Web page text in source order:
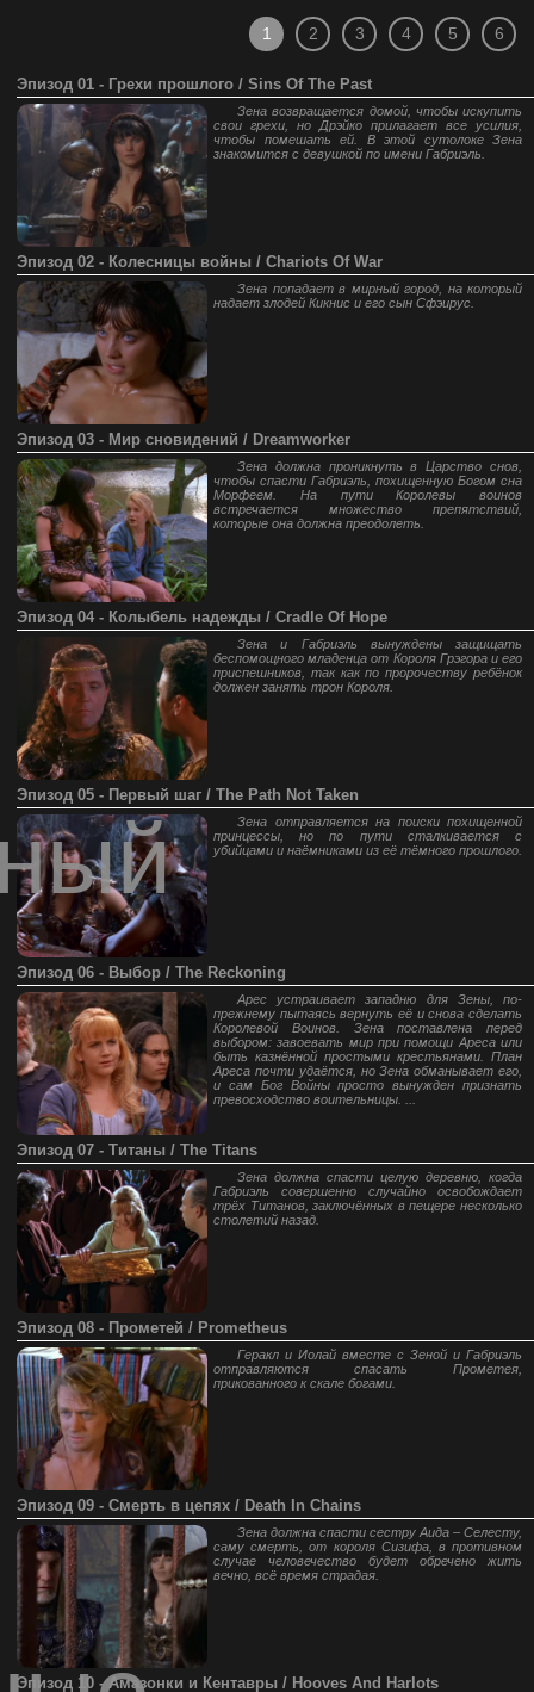
1 2 3 4 5 6
Эпизод 01 - Грехи прошлого / Sins Of The Past
Зена возвращается домой, чтобы искупить
свои грехи, но Дрэйко прилагает все усилия,
чтобы помешать ей. В этой сутолоке Зена
знакомится с девушкой по имени Габриэль.
Эпизод 02 - Колесницы войны / Chariots Of War
Зена попадает в мирный город, на который
надает злодей Кикнис и его сын Сфэирус.
Эпизод 03 - Мир сновидений / Dreamworker
Зена должна проникнуть в Царство снов,
чтобы спасти Габриэль, похищенную Богом сна
Морфеем. На пути Королевы воинов
встречается множество препятствий,
которые она должна преодолеть.
Эпизод 04 - Колыбель надежды / Cradle Of Hope
Зена и Габриэль вынуждены защищать
беспомощного младенца от Короля Грэгора и его
приспешников, так как по пророчеству ребёнок
должен занять трон Короля.
Эпизод 05 - Первый шаг / The Path Not Taken
Зена отправляется на поиски похищенной
принцессы, но по пути сталкивается с
убийцами и наёмниками из её тёмного прошлого.
Эпизод 06 - Выбор / The Reckoning
Арес устраивает западню для Зены, по-
прежнему пытаясь вернуть её и снова сделать
Королевой Воинов. Зена поставлена перед
выбором: завоевать мир при помощи Ареса или
быть казнённой простыми крестьянами. План
Ареса почти удаётся, но Зена обманывает его,
и сам Бог Войны просто вынужден признать
превосходство воительницы. ...
Эпизод 07 - Титаны / The Titans
Зена должна спасти целую деревню, когда
Габриэль совершенно случайно освобождает
трёх Титанов, заключённых в пещере несколько
столетий назад.
Эпизод 08 - Прометей / Prometheus
Геракл и Иолай вместе с Зеной и Габриэль
отправляются спасать Прометея,
прикованного к скале богами.
Эпизод 09 - Смерть в цепях / Death In Chains
Зена должна спасти сестру Аида – Селесту,
саму смерть, от короля Сизифа, в противном
случае человечество будет обречено жить
вечно, всё время страдая.
Эпизод 10 - Амазонки и Кентавры / Hooves And Harlots